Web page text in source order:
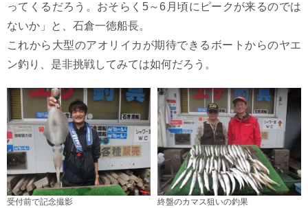
ってくるだろう。おそらく5～6月頃にピークが来るのでは
ないか」と、石倉一徳船長。
これから大型のアオリイカが期待できるボートからのヤエ
ン釣り、是非挑戦してみては如何だろう。
受付前で記念撮影 終盤のカマス狙いの釣果